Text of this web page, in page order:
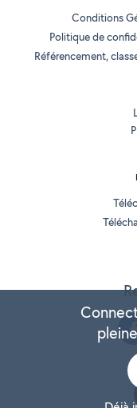
Conditions
Politique de
Référencement,